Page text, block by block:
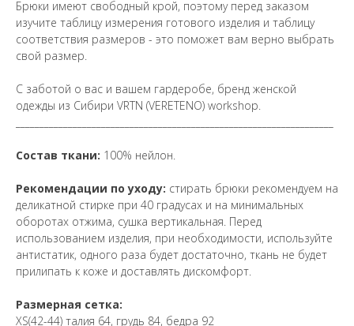
Брюки имеют свободный крой, поэтому перед заказом
изучите таблицу измерения готового изделия и таблицу
соответствия размеров - это поможет вам верно выбрать
свой размер.
С заботой о вас и вашем гардеробе, бренд женской
одежды из Сибири VRTN (VERETENO) workshop.
Состав ткани: 100% нейлон.
Рекомендации по уходу: cтирать брюки рекомендуем на
деликатной стирке при 40 градусах и на минимальных
оборотах отжима, сушка вертикальная. Перед
использованием изделия, при необходимости, используйте
антистатик, одного раза будет достаточно, ткань не будет
прилипать к коже и доставлять дискомфорт.
Размерная сетка:
XS(42-44) талия 64, грудь 84, бедра 92